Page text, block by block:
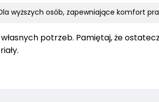
wyższych osób, zapewniające komfort
potrzeb. Pamiętaj, że